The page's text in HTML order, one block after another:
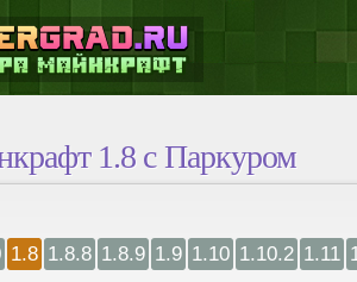
1.8 с Паркуром
1.8 1.8.8 1.8.9 1.9 1.10 1.10.2 1.11